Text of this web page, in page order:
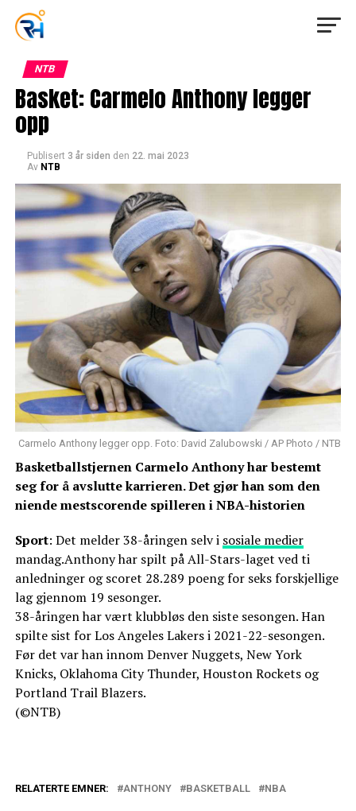
NTB
Basket: Carmelo Anthony legger
opp
Publisert 3 år siden den 22. mai 2023
Av NTB
Carmelo Anthony legger opp. Foto: David Zalubowski / AP Photo / NTB
Basketballstjernen Carmelo Anthony har bestemt
seg for å avslutte karrieren. Det gjør han som den
niende mestscorende spilleren i NBA-historien
Sport: Det melder 38-åringen selv i sosiale medier
mandag.Anthony har spilt på All-Stars-laget ved ti
anledninger og scoret 28.289 poeng for seks forskjellige
lag gjennom 19 sesonger.
38-åringen har vært klubbløs den siste sesongen. Han
spilte sist for Los Angeles Lakers i 2021-22-sesongen.
Før det var han innom Denver Nuggets, New York
Knicks, Oklahoma City Thunder, Houston Rockets og
Portland Trail Blazers.
(©NTB)
RELATERTE EMNER: ANTHONY BASKETBALL NBA